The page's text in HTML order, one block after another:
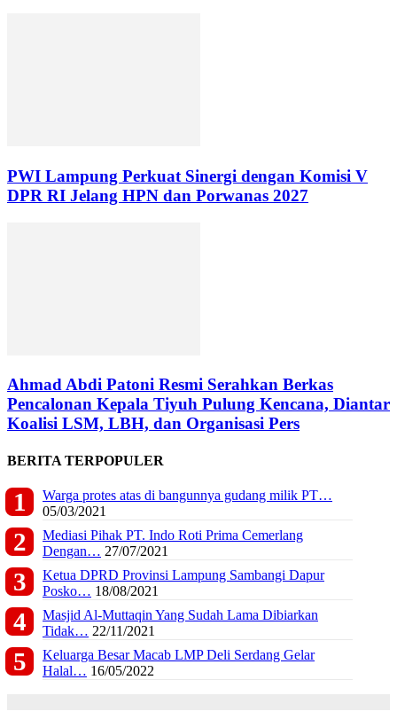
PWI Lampung Perkuat Sinergi dengan Komisi V
DPR RI Jelang HPN dan Porwanas 2027
Ahmad Abdi Patoni Resmi Serahkan Berkas
Pencalonan Kepala Tiyuh Pulung Kencana, Diantar
Koalisi LSM, LBH, dan Organisasi Pers
BERITA TERPOPULER
Warga protes atas di bangunnya gudang milik PT…
05/03/2021
Mediasi Pihak PT. Indo Roti Prima Cemerlang
Dengan… 27/07/2021
Ketua DPRD Provinsi Lampung Sambangi Dapur
Posko… 18/08/2021
Masjid Al-Muttaqin Yang Sudah Lama Dibiarkan
Tidak… 22/11/2021
Keluarga Besar Macab LMP Deli Serdang Gelar
Halal… 16/05/2022